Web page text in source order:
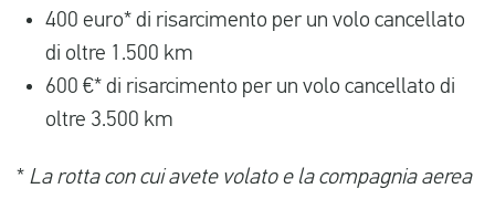
400 euro* di risarcimento per un volo cancellato
di oltre 1.500 km
600 €* di risarcimento per un volo cancellato di
oltre 3.500 km
* La rotta con cui avete volato e la compagnia aerea